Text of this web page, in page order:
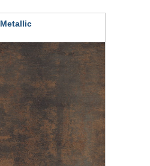
Metallic